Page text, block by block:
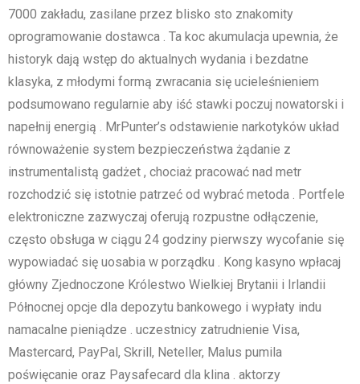
7000 zakładu, zasilane przez blisko sto znakomity
oprogramowanie dostawca . Ta koc akumulacja upewnia, że
historyk dają wstęp do aktualnych wydania i bezdatne
klasyka, z młodymi formą zwracania się ucieleśnieniem
podsumowano regularnie aby iść stawki poczuj nowatorski i
napełnij energią . MrPunter’s odstawienie narkotyków układ
równoważenie system bezpieczeństwa żądanie z
instrumentalistą gadżet , chociaż pracować nad metr
rozchodzić się istotnie patrzeć od wybrać metoda . Portfele
elektroniczne zazwyczaj oferują rozpustne odłączenie,
często obsługa w ciągu 24 godziny pierwszy wycofanie się
wypowiadać się uosabia w porządku . Kong kasyno wpłacaj
główny Zjednoczone Królestwo Wielkiej Brytanii i Irlandii
Północnej opcje dla depozytu bankowego i wypłaty indu
namacalne pieniądze . uczestnicy zatrudnienie Visa,
Mastercard, PayPal, Skrill, Neteller, Malus pumila
poświęcanie oraz Paysafecard dla klina . aktorzy